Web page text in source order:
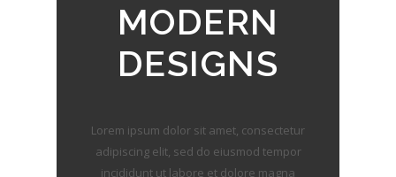
MODERN
DESIGNS
Lorem ipsum dolor sit amet, consectetur
adipiscing elit, sed do eiusmod tempor
incididunt ut labore et dolore magna